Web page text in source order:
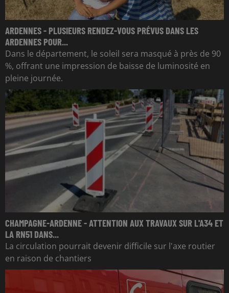
ARDENNES - PLUSIEURS RENDEZ-VOUS PRÉVUS DANS LES
ARDENNES POUR...
Dans le département, le soleil sera masqué à près de 90
%, offrant une impression de baisse de luminosité en
pleine journée.
CHAMPAGNE-ARDENNE - ATTENTION AUX TRAVAUX SUR L'A34 ET
LA RN51 DANS...
La circulation pourrait devenir difficile sur l'axe routier
en raison de chantiers